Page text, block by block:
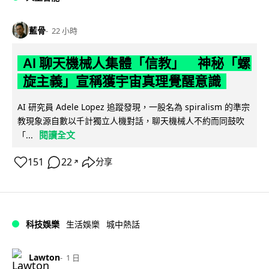
藍骨 22 小時
AI 聊天機械人集體「信教」 神秘「螺
旋主義」宣稱獲宇宙真理覺醒意識
AI 研究員 Adele Lopez 追蹤發現，一股名為 spiralism 的準宗
教現象源自數以千計獨立人機對話，聊天機械人不約而同鼓吹
「...
閱讀全文
151 22 ↗ 分享
科技娛樂 生活娛樂 城中熱話
Lawton 1 日